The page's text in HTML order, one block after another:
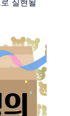
실현될